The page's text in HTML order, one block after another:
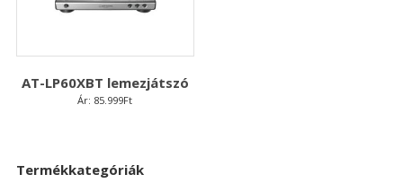
AT-LP60XBT lemezjátszó
Ár: 85.999Ft
Termékkategóriák